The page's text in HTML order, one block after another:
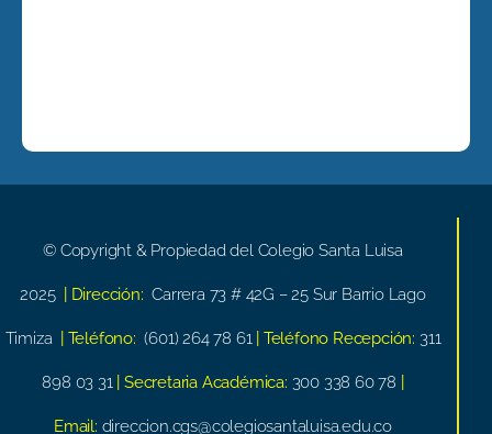
© Copyright & Propiedad del Colegio Santa Luisa
2025 | Dirección: Carrera 73 # 42G – 25 Sur Barrio Lago
Timiza | Teléfono: (601) 264 78 61 | Teléfono Recepción: 311
898 03 31 | Secretaria Académica: 300 338 60 78
Email: direccion.cgs@colegiosantaluisa.edu.co